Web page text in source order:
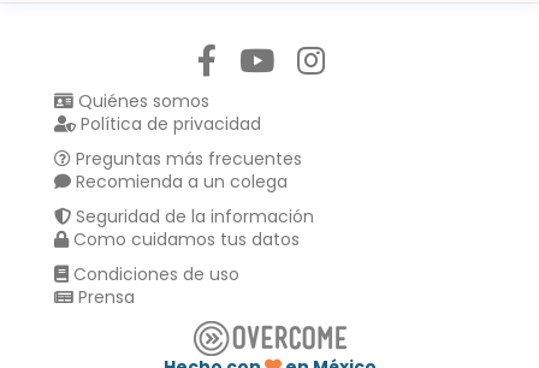
Quiénes somos
Política de privacidad
Preguntas más frecuentes
Recomienda a un colega
Seguridad de la información
Como cuidamos tus datos
Condiciones de uso
Prensa